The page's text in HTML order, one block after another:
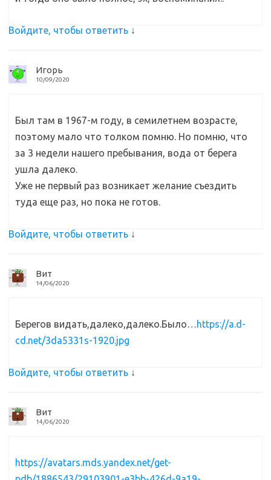
Войдите, чтобы ответить ↓
Игорь
10/09/2020
Был там в 1967-м году, в семилетнем возрасте,
поэтому мало что толком помню. Но помню, что
за 3 недели нашего пребывания, вода от берега
ушла далеко.
Уже не первый раз возникает желание съездить
туда еще раз, но пока не готов.
Войдите, чтобы ответить ↓
Вит
14/06/2020
Берегов видать,далеко,далеко.Было…https://a.d-
cd.net/3da5331s-1920.jpg
Войдите, чтобы ответить ↓
Вит
14/06/2020
https://avatars.mds.yandex.net/get-